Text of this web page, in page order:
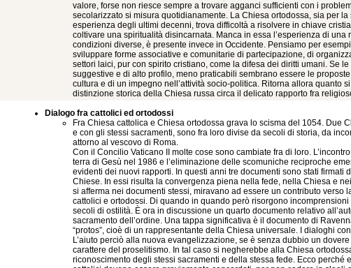
valore, forse non riesce sempre a trovare agganci sufficienti con i
secolarizzato si misura quotidianamente. La Chiesa ortodossa, sia per
esperienza degli ultimi decenni, trova difficoltà a risolvere in chiave
coltivare una spiritualità disincarnata. Manca in essa l’esperienza di una
condizioni diverse, è presente invece in Occidente. Pensiamo per
sviluppare forme associative e comunitarie di partecipazione, di
settori laici, pur con spirito cristiano, come la difesa dei diritti umani. Se
suggestive e di alto profilo, meno praticabili sembrano essere le
cultura e di un impegno nell’attività socio-politica. Ritorna allora quanto
distinzione storica della Chiesa russa circa il delicato rapporto fra
Dialogo fra cattolici ed ortodossi
Fra Chiesa cattolica e Chiesa ortodossa grava lo scisma del 1054. Due
e con gli stessi sacramenti, sono fra loro divise da secoli di storia, da
attorno al vescovo di Roma.
Con il Concilio Vaticano II molte cose sono cambiate fra di loro.
terra di Gesù nel 1986 e l’eliminazione delle scomuniche reciproche
evidenti dei nuovi rapporti. In questi anni tre documenti sono stati firmati
Chiese. In essi risulta la convergenza piena nella fede, nella Chiesa e
si afferma nei documenti stessi, miravano ad essere un contributo verso
cattolici e ortodossi. Di quando in quando però risorgono
secoli di ostilità. È ora in discussione un quarto documento relativo
sacramento dell’ordine. Una tappa significativa è il documento di
“protos”, cioè di un rappresentante della Chiesa universale. I dialoghi
L’aiuto perciò alla nuova evangelizzazione, se è senza dubbio un
carattere del proselitismo. In tal caso si negherebbe alla Chiesa
riconoscimento degli stessi sacramenti e della stessa fede. Ecco perché